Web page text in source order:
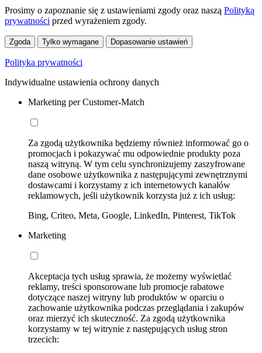
Prosimy o zapoznanie się z ustawieniami zgody oraz naszą Polityką
prywatności przed wyrażeniem zgody.
Zgoda Tylko wymagane Dopasowanie ustawień
Polityka prywatności
Indywidualne ustawienia ochrony danych
Marketing per Customer-Match
Za zgodą użytkownika będziemy również informować go o
promocjach i pokazywać mu odpowiednie produkty poza
naszą witryną. W tym celu synchronizujemy zaszyfrowane
dane osobowe użytkownika z następującymi zewnętrznymi
dostawcami i korzystamy z ich internetowych kanałów
reklamowych, jeśli użytkownik korzysta już z ich usług:
Bing, Criteo, Meta, Google, LinkedIn, Pinterest, TikTok
Marketing
Akceptacja tych usług sprawia, że możemy wyświetlać
reklamy, treści sponsorowane lub promocje rabatowe
dotyczące naszej witryny lub produktów w oparciu o
zachowanie użytkownika podczas przeglądania i zakupów
oraz mierzyć ich skuteczność. Za zgodą użytkownika
korzystamy w tej witrynie z następujących usług stron
trzecich: